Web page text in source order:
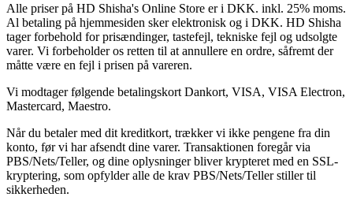
Alle priser på HD Shisha's Online Store er i DKK. inkl. 25% moms.
Al betaling på hjemmesiden sker elektronisk og i DKK. HD Shisha
tager forbehold for prisændinger, tastefejl, tekniske fejl og udsolgte
varer. Vi forbeholder os retten til at annullere en ordre, såfremt der
måtte være en fejl i prisen på vareren.
Vi modtager følgende betalingskort Dankort, VISA, VISA Electron,
Mastercard, Maestro.
Når du betaler med dit kreditkort, trækker vi ikke pengene fra din
konto, før vi har afsendt dine varer. Transaktionen foregår via
PBS/Nets/Teller, og dine oplysninger bliver krypteret med en SSL-
kryptering, som opfylder alle de krav PBS/Nets/Teller stiller til
sikkerheden.